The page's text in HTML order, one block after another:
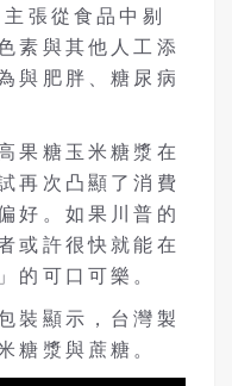
張從食品中剔
素與其他人工添
與肥胖、糖尿病
果糖玉米糖漿在
再次凸顯了消費
好。如果川普的
或許很快就能在
的可口可樂。
裝顯示，台灣製
糖漿與蔗糖。